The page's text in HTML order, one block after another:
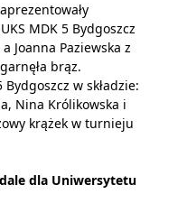
MDK 5 Bydgoszcz
Joanna Paziewska z
brąz.
Bydgoszcz w składzie:
Nina Królikowska i
krążek w turnieju
dla Uniwersytetu